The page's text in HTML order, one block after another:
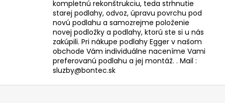
kompletnú rekonštrukciu, teda strhnutie
starej podlahy, odvoz, úpravu povrchu pod
novú podlahu a samozrejme položenie
novej podložky a podlahy, ktorú ste si u nás
zakúpili. Pri nákupe podlahy Egger v našom
obchode Vám individuálne naceníme Vami
preferovanú podlahu a jej montáž. . Mail :
sluzby@bontec.sk
Z